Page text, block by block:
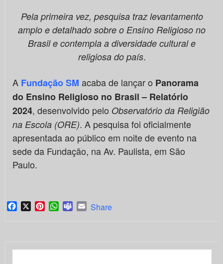
Pela primeira vez, pesquisa traz levantamento
amplo e detalhado sobre o Ensino Religioso no
Brasil e contempla a diversidade cultural e
religiosa do país.
A Fundação SM acaba de lançar o Panorama
do Ensino Religioso no Brasil– Relatório
2024, desenvolvido pelo Observatório da Religião
na Escola (ORE). A pesquisa foi oficialmente
apresentada ao público em noite de evento na
sede da Fundação, na Av. Paulista, em São
Paulo.
Facebook
X PinterestWhatsApp
TeamsEmail
Share